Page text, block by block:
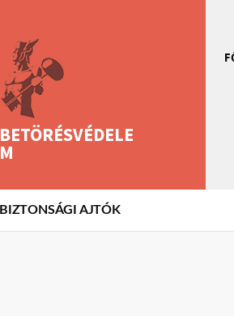
BETÖRÉSVÉDELE
M
BIZTONSÁGI AJTÓK